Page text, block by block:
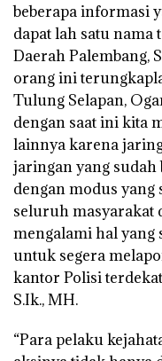
beberapa informasi
dapat lah satu nama
Daerah Palembang,
orang ini
Tulung Selapan,
dengan saat ini kita
lainnya karena
jaringan yang
dengan modus yang
seluruh masyarakat
mengalami hal yang
untuk segera
kantor Polisi
S.Ik., MH.
“Para pelaku